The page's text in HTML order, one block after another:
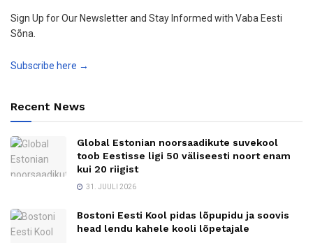
Sign Up for Our Newsletter and Stay Informed with Vaba Eesti
Sõna.
Subscribe here →
Recent News
Global Estonian noorsaadikute suvekool
toob Eestisse ligi 50 väliseesti noort enam
kui 20 riigist
31. JUULI 2026
Bostoni Eesti Kool pidas lõpupidu ja soovis
head lendu kahele kooli lõpetajale